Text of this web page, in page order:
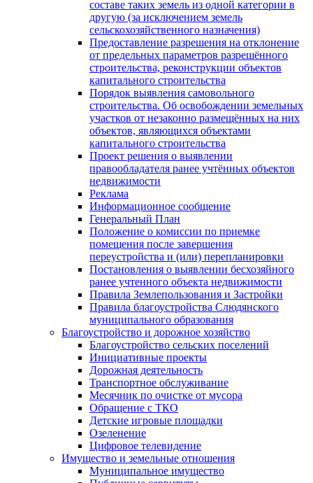
составе таких земель из одной категории в
другую (за исключением земель
сельскохозяйственного назначения)
Предоставление разрешения на отклонение
от предельных параметров разрешённого
строительства, реконструкции объектов
капитального строительства
Порядок выявления самовольного
строительства. Об освобождении земельных
участков от незаконно размещённых на них
объектов, являющихся объектами
капитального строительства
Проект решения о выявлении
правообладателя ранее учтённых объектов
недвижимости
Реклама
Информационное сообщение
Генеральный План
Положение о комиссии по приемке
помещения после завершения
переустройства и (или) перепланировки
Постановления о выявлении бесхозяйного
ранее учтенного объекта недвижимости
Правила Землепользования и Застройки
Правила благоустройства Слюдянского
муниципального образования
Благоустройство и дорожное хозяйство
Благоустройство сельских поселений
Инициативные проекты
Дорожная деятельность
Транспортное обслуживание
Месячник по очистке от мусора
Обращение с ТКО
Детские игровые площадки
Озеленение
Цифровое телевидение
Имущество и земельные отношения
Муниципальное имущество